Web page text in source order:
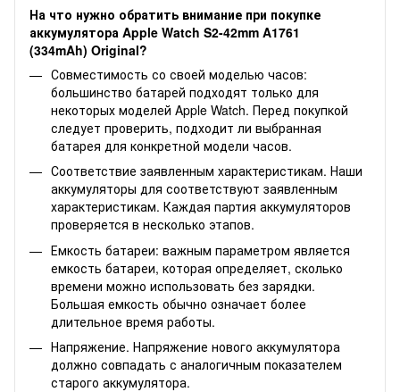
На что нужно обратить внимание при покупке
аккумулятора Apple Watch S2-42mm A1761
(334mAh) Original?
Совместимость со своей моделью часов:
большинство батарей подходят только для
некоторых моделей Apple Watch. Перед покупкой
следует проверить, подходит ли выбранная
батарея для конкретной модели часов.
Соответствие заявленным характеристикам. Наши
аккумуляторы для соответствуют заявленным
характеристикам. Каждая партия аккумуляторов
проверяется в несколько этапов.
Емкость батареи: важным параметром является
емкость батареи, которая определяет, сколько
времени можно использовать без зарядки.
Большая емкость обычно означает более
длительное время работы.
Напряжение. Напряжение нового аккумулятора
должно совпадать с аналогичным показателем
старого аккумулятора.